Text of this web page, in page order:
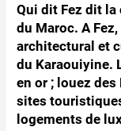
Qui dit Fez dit
du Maroc. A
architectural et
du Karaouiyine.
en or ; louez
sites
logements de